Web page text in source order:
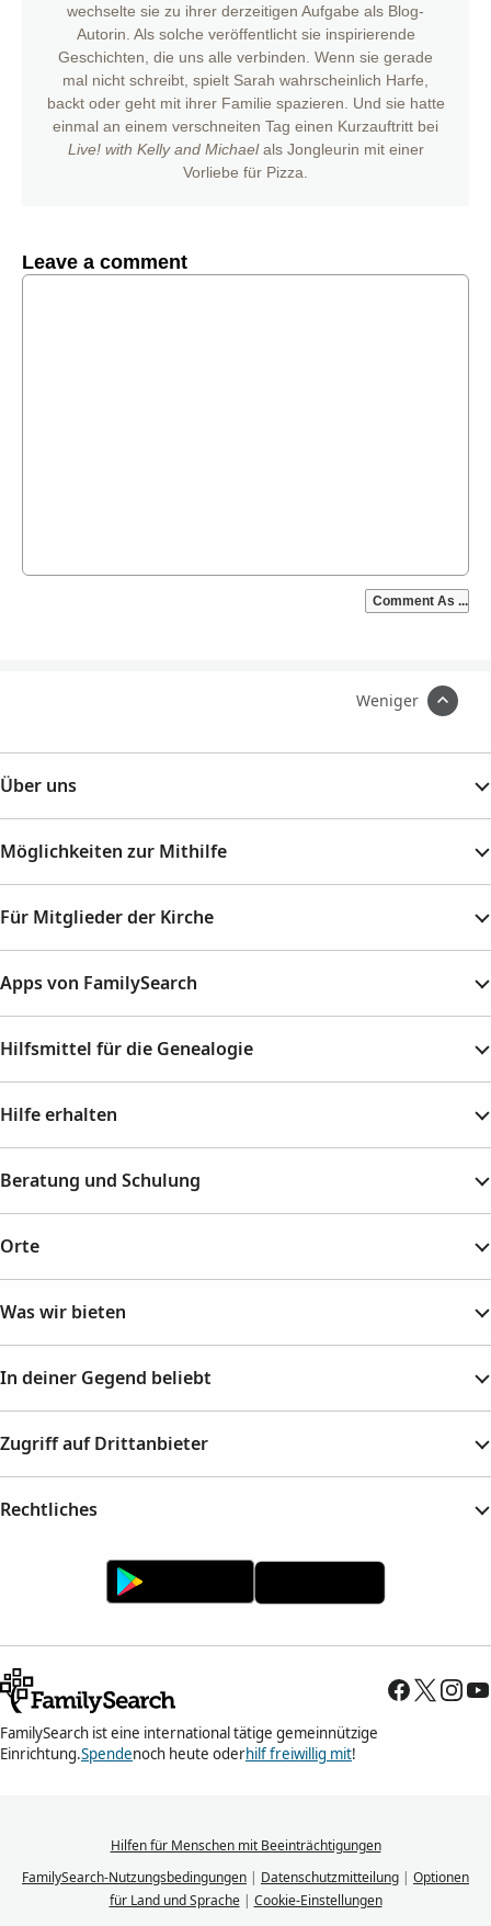
wechselte sie zu ihrer derzeitigen Aufgabe als Blog-
Autorin. Als solche veröffentlicht sie inspirierende
Geschichten, die uns alle verbinden. Wenn sie gerade
mal nicht schreibt, spielt Sarah wahrscheinlich Harfe,
backt oder geht mit ihrer Familie spazieren. Und sie hatte
einmal an einem verschneiten Tag einen Kurzauftritt bei
Live! with Kelly and Michaelals Jongleurin mit einer
Vorliebe für Pizza.